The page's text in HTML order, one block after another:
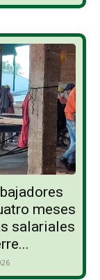
meses
salariales